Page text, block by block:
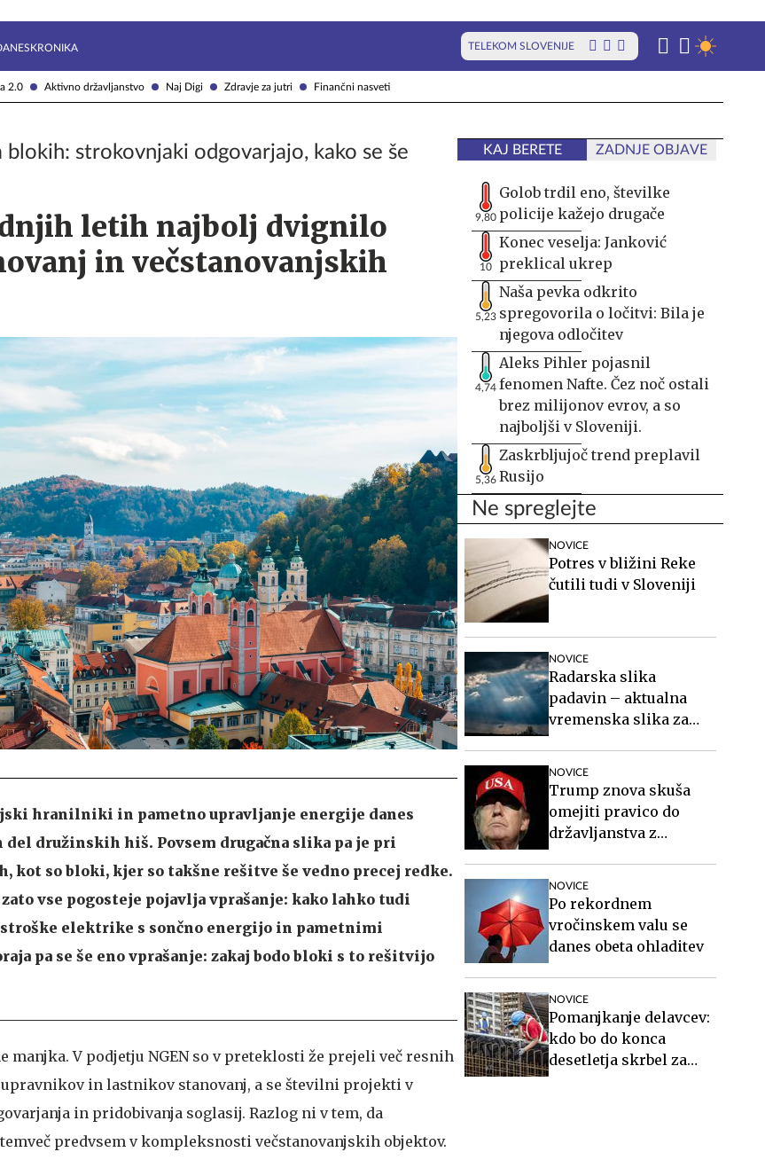
2.0 Aktivno državljanstvo Naj Digi Zdravje za jutri Finančni nasveti
KRONIKA TELEKOM SLOVENIJE
blokih: strokovnjaki odgovarjajo, kako se še
letih najbolj dvignilo
in večstanovanjskih
hranilniki in pametno upravljanje energije danes
del družinskih hiš. Povsem drugačna slika pa je pri
kot so bloki, kjer so takšne rešitve še vedno precej redke.
vse pogosteje pojavlja vprašanje: kako lahko tudi
elektrike s sončno energijo in pametnimi
pa se še eno vprašanje: zakaj bodo bloki s to rešitvijo
manjka. V podjetju NGEN so v preteklosti že prejeli več resnih
in lastnikov stanovanj, a se številni projekti v
in pridobivanja soglasij. Razlog ni v tem, da
predvsem v kompleksnosti večstanovanjskih objektov.
KAJ BERETE ZADNJE OBJAVE
9,80
Golob trdil eno, številke
policije kažejo drugače
10
Konec veselja: Janković
preklical ukrep
5,23
Naša pevka odkrito
spregovorila o ločitvi: Bila je
njegova odločitev
4,74
Aleks Pihler pojasnil
fenomen Nafte. Čez noč ostali
brez milijonov evrov, a so
najboljši v Sloveniji.
5,36
Zaskrbljujoč trend preplavil
Rusijo
Ne spreglejte
NOVICE
Potres v bližini Reke
čutili tudi v Sloveniji
NOVICE
Radarska slika
padavin – aktualna
vremenska slika za
NOVICE
Trump znova skuša
omejiti pravico do
državljanstva z
NOVICE
Po rekordnem
vročinskem valu se
danes obeta ohladitev
NOVICE
Pomanjkanje delavcev:
kdo bo do konca
desetletja skrbel za